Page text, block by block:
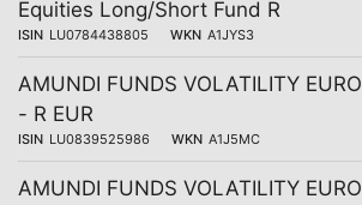
Equities Long/Short Fund R
ISIN LU0784438805 WKN A1JYS3
AMUNDI FUNDS VOLATILITY EURO
- R EUR
ISIN LU0839525986 WKN A1J5MC
AMUNDI FUNDS VOLATILITY EURO